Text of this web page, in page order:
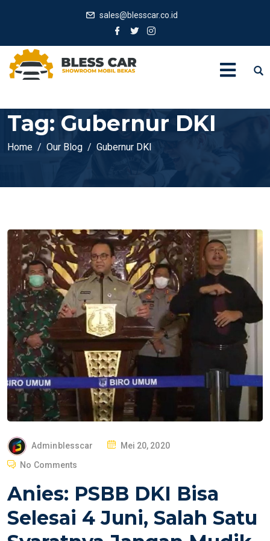
sales@blesscar.co.id
Tag: Gubernur DKI
Home Our Blog Gubernur DKI
Adminblesscar
P
T
D
O
Mei 20, 2020
No Comments
Anies: PSBB DKI Bisa
Selesai 4 Juni, Salah Satu